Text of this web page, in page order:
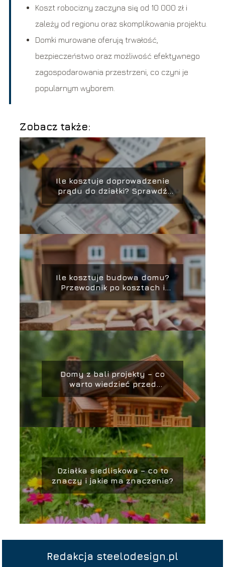
Koszt robocizny zaczyna się od 10 000 zł i
zależy od regionu oraz skomplikowania projektu.
Domki murowane oferują trwałość,
bezpieczeństwo oraz możliwość efektywnego
zagospodarowania przestrzeni, co czyni je
popularnym wyborem.
Zobacz także:
Ile kosztuje doprowadzenie
prądu do działki? Sprawdź
szacunkowe ceny!
Ile kosztuje budowa domu?
Przewodnik po kosztach i
oszczędnościach
Domy z bali projekty – co
warto wiedzieć przed
budową?
Działka siedliskowa – co to
znaczy i jakie ma znaczenie?
Redakcja steelodesign.pl